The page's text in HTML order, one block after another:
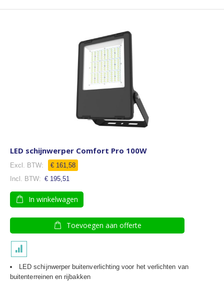
LED schijnwerper Comfort Pro 100W
€ 161,58
Speciale
€ 195,51
In winkelwagen
Toevoegen aan offerte
LED schijnwerper buitenverlichting voor het verlichten van
buitenterreinen en rijbakken